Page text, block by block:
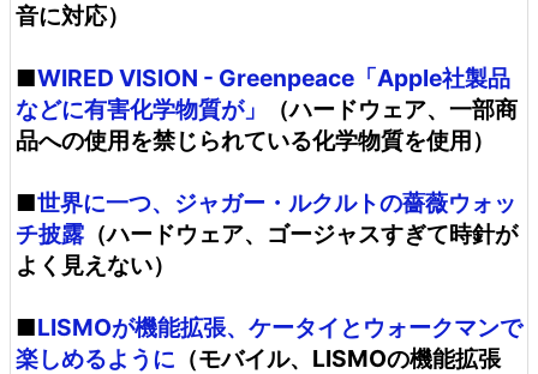
音に対応）
■WIRED VISION - Greenpeace「Apple社製品
などに有害化学物質が」
（ハードウェア、一部商
品への使用を禁じられている化学物質を使用）
■世界に一つ、ジャガー・ルクルトの薔薇ウォッ
チ披露 （ハードウェア、ゴージャスすぎて時針が
よく見えない）
■LISMOが機能拡張、ケータイとウォークマンで
楽しめるように （モバイル、LISMOの機能拡張